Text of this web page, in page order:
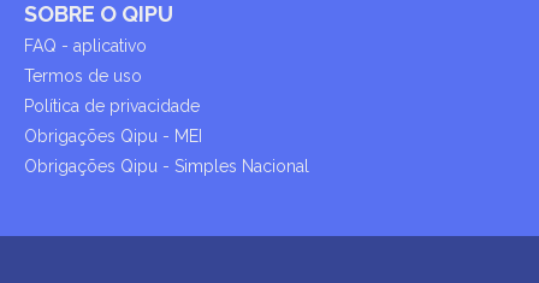
SOBRE O QIPU
FAQ - aplicativo
Termos de uso
Política de privacidade
Obrigações Qipu - MEI
Obrigações Qipu - Simples Nacional